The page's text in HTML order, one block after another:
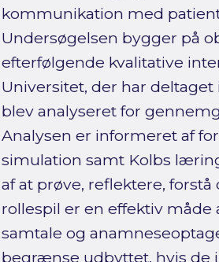
kommunikation med
Undersøgelsen bygger på
efterfølgende kvalitative
Universitet, der har
blev analyseret for
Analysen er informeret af
simulation samt Kolbs
af at prøve, reflektere,
rollespil er en effektiv
samtale og
begrænse udbyttet, hvis de